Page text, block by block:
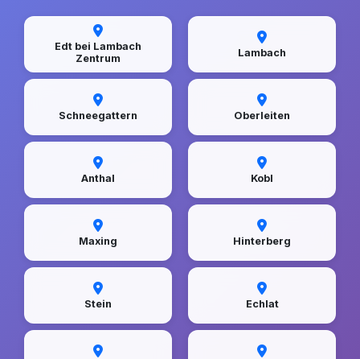
Edt bei Lambach
Zentrum
Lambach
Schneegattern Oberleiten
Anthal Kobl
Maxing Hinterberg
Stein Echlat